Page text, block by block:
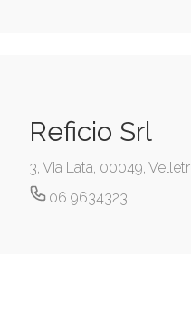
Reficio Srl
3, Via Lata, 00049,
06 9634323